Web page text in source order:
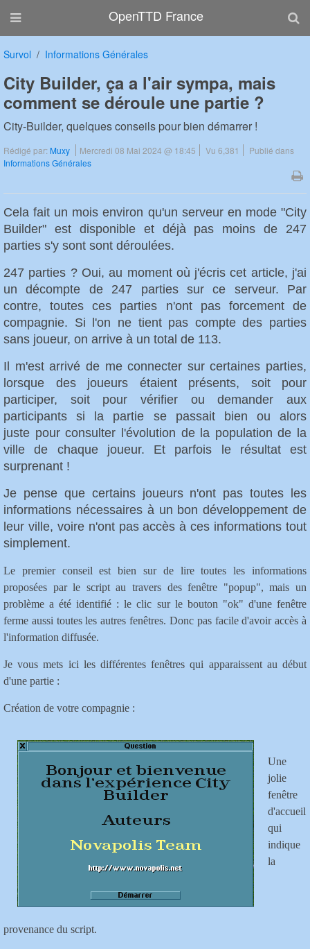
OpenTTD France
Survol Informations Générales
City Builder, ça a l'air sympa, mais
comment se déroule une partie ?
City-Builder, quelques conseils pour bien démarrer !
Rédigé par: Muxy Mercredi 08 Mai 2024 @ 18:45 Vu 6,381
Publié dans
Informations Générales
Cela fait un mois environ qu'un serveur en mode "City
Builder" est disponible et déjà pas moins de 247
parties s'y sont sont déroulées.
247 parties ? Oui, au moment où j'écris cet article, j'ai
un décompte de 247 parties sur ce serveur. Par
contre, toutes ces parties n'ont pas forcement de
compagnie. Si l'on ne tient pas compte des parties
sans joueur, on arrive à un total de 113.
Il m'est arrivé de me connecter sur certaines parties,
lorsque des joueurs étaient présents, soit pour
participer, soit pour vérifier ou demander aux
participants si la partie se passait bien ou alors
juste pour consulter l'évolution de la population de la
ville de chaque joueur. Et parfois le résultat est
surprenant !
Je pense que certains joueurs n'ont pas toutes les
informations nécessaires à un bon développement de
leur ville, voire n'ont pas accès à ces informations tout
simplement.
Le premier conseil est bien sur de lire toutes les informations
proposées par le script au travers des fenêtre "popup", mais un
problème a été identifié : le clic sur le bouton "ok" d'une fenêtre
ferme aussi toutes les autres fenêtres. Donc pas facile d'avoir accès à
l'information diffusée.
Je vous mets ici les différentes fenêtres qui apparaissent au début
d'une partie :
Création de votre compagnie :
Une
jolie
fenêtre
d'accueil
qui
indique
la
provenance du script.